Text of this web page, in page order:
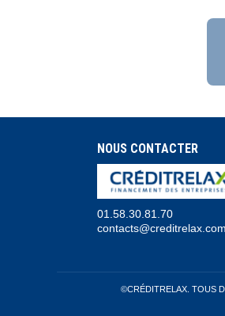
NOUS CONTACTER
01.58.30.81.70
contacts@creditrelax.com
©CRÉDITRELAX. TOUS